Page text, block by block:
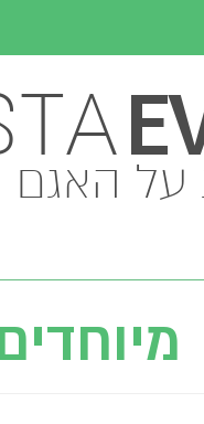
על האגם